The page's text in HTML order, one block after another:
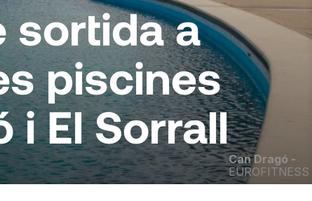
Can Dragó -
EUROFITNESS
sortida a
piscines
i El Sorrall